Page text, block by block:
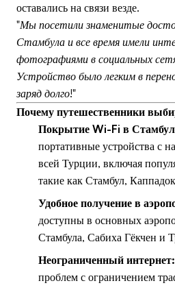
оставались на связи везде.
"Мы посетили знаменитые
Стамбула и все время имели
фотографиями в социальных
Устройство было легким в
заряд долго!"
Почему путешественники
Покрытие Wi-Fi в
портативные устройства с
всей Турции, включая
такие как Стамбул,
Удобное получение в
доступны в основных
Стамбула, Сабиха Гёкчен и
Неограниченный интернет:
проблем с ограничением